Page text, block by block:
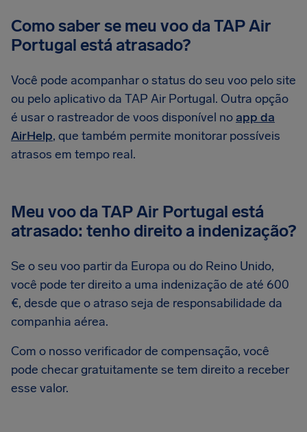
Como saber se meu voo da TAP Air
Portugal está atrasado?
Você pode acompanhar o status do seu voo pelo site
ou pelo aplicativo da TAP Air Portugal. Outra opção
é usar o rastreador de voos disponível noapp da
AirHelp, que também permite monitorar possíveis
atrasos em tempo real.
Meu voo da TAP Air Portugal está
atrasado: tenho direito a indenização?
Se o seu voo partir da Europa ou do Reino Unido,
você pode ter direito a uma indenização de até 600
€, desde que o atraso seja de responsabilidade da
companhia aérea.
Com o nosso verificador de compensação, você
pode checar gratuitamente se tem direito a receber
esse valor.